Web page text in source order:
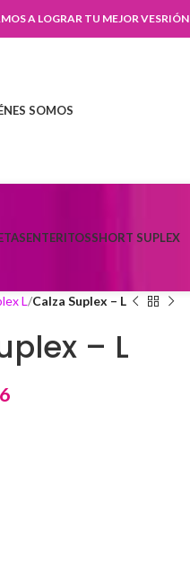
A LOGRAR TU MEJOR VESRIÓN
SOMOS
ENTERITOSSHORT SUPLEX
L Calza Suplex – L
– L